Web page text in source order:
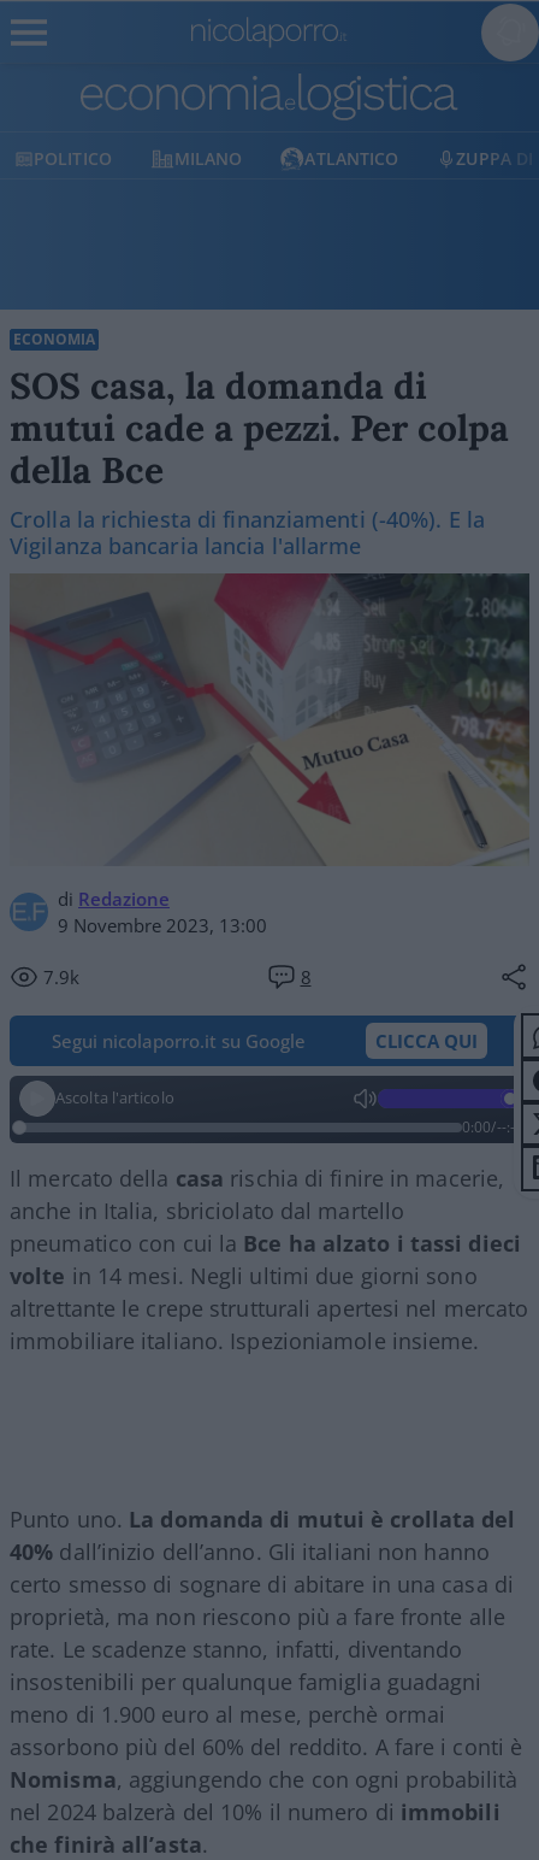
MILANO ATLANTICO ZUPPA DI PORRO
ECONOMIA
SOS casa, la domanda di
mutui cade a pezzi. Per colpa
della Bce
Crolla la richiesta di finanziamenti (-40%). E la
Vigilanza bancaria lancia l'allarme
di Redazione
9 Novembre 2023, 13:00
7.9k 8
Segui nicolaporro.it su Google CLICCA QUI
Ascolta l'articolo
0:00/--:--
Il mercato della casa rischia di finire in macerie,
anche in Italia, sbriciolato dal martello
pneumatico con cui la Bce ha alzato i tassi dieci
volte in 14 mesi. Negli ultimi due giorni sono
altrettante le crepe strutturali apertesi nel mercato
immobiliare italiano. Ispezioniamole insieme.
Punto uno. La domanda di mutui è crollata del
40% dall’inizio dell’anno. Gli italiani non hanno
certo smesso di sognare di abitare in una casa di
proprietà, ma non riescono più a fare fronte alle
rate. Le scadenze stanno, infatti, diventando
insostenibili per qualunque famiglia guadagni
meno di 1.900 euro al mese, perchè ormai
assorbono più del 60% del reddito. A fare i conti è
Nomisma, aggiungendo che con ogni probabilità
nel 2024 balzerà del 10% il numero di immobili
che finirà all’asta.